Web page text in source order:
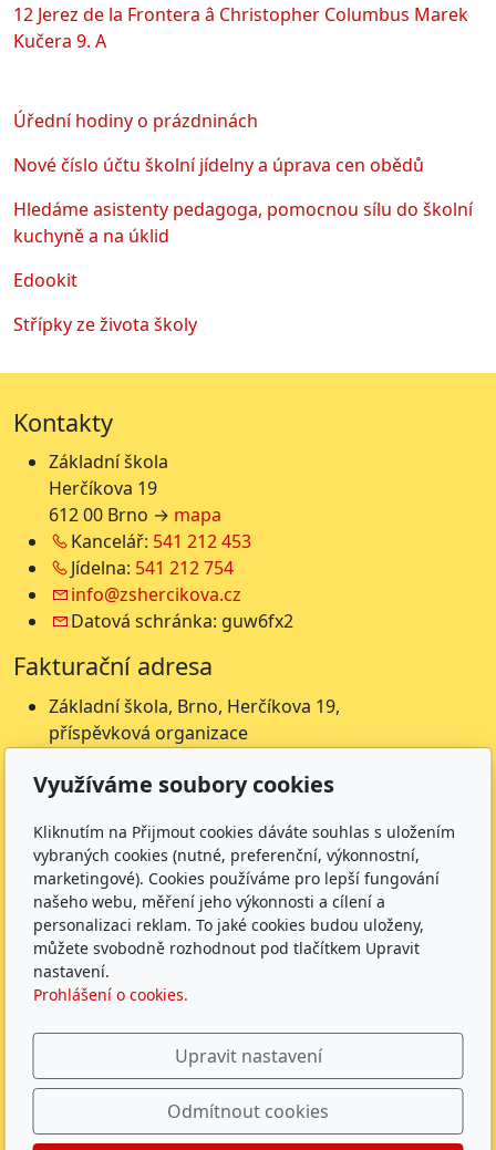
12 Jerez de la Frontera â Christopher Columbus Marek
Kučera 9. A
Úřední hodiny o prázdninách
Nové číslo účtu školní jídelny a úprava cen obědů
Hledáme asistenty pedagoga, pomocnou sílu do školní
kuchyně a na úklid
Edookit
Střípky ze života školy
Kontakty
Základní škola
Herčíkova 19
612 00 Brno → mapa
Kancelář: 541 212 453
Jídelna: 541 212 754
info@zshercikova.cz
Datová schránka: guw6fx2
Fakturační adresa
Základní škola, Brno, Herčíkova 19,
příspěvková organizace
612 00 Brno
Nejsme plátci DPH
Čísla účtů
Škola: 27225621/0100
Jídelna: 1027831896/0100
Sledujte nás
Využíváme soubory cookies
Kliknutím na Přijmout cookies dáváte souhlas s uložením
vybraných cookies (nutné, preferenční, výkonnostní,
marketingové). Cookies používáme pro lepší fungování
našeho webu, měření jeho výkonnosti a cílení a
personalizaci reklam. To jaké cookies budou uloženy,
můžete svobodně rozhodnout pod tlačítkem Upravit
nastavení.
Prohlášení o cookies.
Upravit nastavení
Odmítnout cookies